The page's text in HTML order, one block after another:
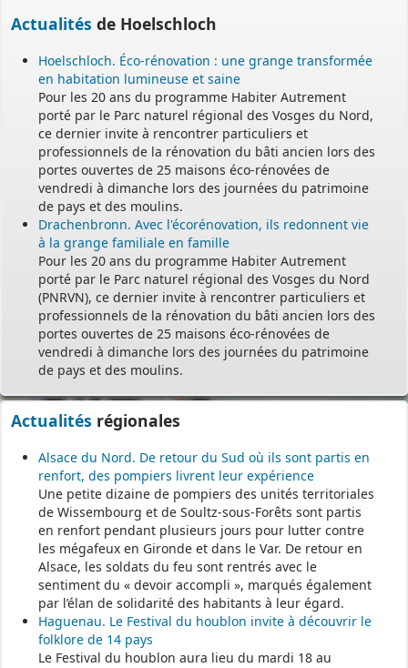
Actualités de Hoelschloch
Hoelschloch. Éco-rénovation : une grange transformée
en habitation lumineuse et saine
Pour les 20 ans du programme Habiter Autrement
porté par le Parc naturel régional des Vosges du Nord,
ce dernier invite à rencontrer particuliers et
professionnels de la rénovation du bâti ancien lors des
portes ouvertes de 25 maisons éco-rénovées de
vendredi à dimanche lors des journées du patrimoine
de pays et des moulins.
Drachenbronn. Avec l'écorénovation, ils redonnent vie
à la grange familiale en famille
Pour les 20 ans du programme Habiter Autrement
porté par le Parc naturel régional des Vosges du Nord
(PNRVN), ce dernier invite à rencontrer particuliers et
professionnels de la rénovation du bâti ancien lors des
portes ouvertes de 25 maisons éco-rénovées de
vendredi à dimanche lors des journées du patrimoine
de pays et des moulins.
Actualités régionales
Alsace du Nord. De retour du Sud où ils sont partis en
renfort, des pompiers livrent leur expérience
Une petite dizaine de pompiers des unités territoriales
de Wissembourg et de Soultz-sous-Forêts sont partis
en renfort pendant plusieurs jours pour lutter contre
les mégafeux en Gironde et dans le Var. De retour en
Alsace, les soldats du feu sont rentrés avec le
sentiment du « devoir accompli », marqués également
par l’élan de solidarité des habitants à leur égard.
Haguenau. Le Festival du houblon invite à découvrir le
folklore de 14 pays
Le Festival du houblon aura lieu du mardi 18 au